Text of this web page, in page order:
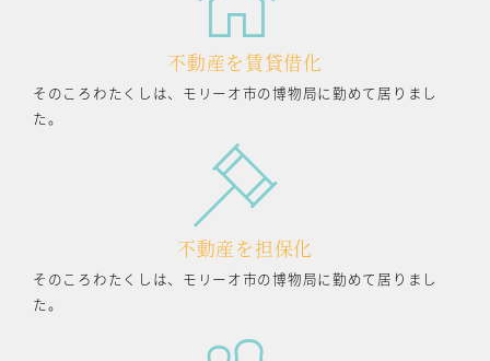
不動産を賃貸借化
そのころわたくしは、モリーオ市の博物局に勤めて居りまし
た。
不動産を担保化
そのころわたくしは、モリーオ市の博物局に勤めて居りまし
た。